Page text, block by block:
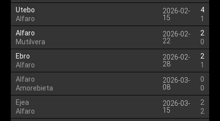
Utebo
Alfaro
2026-02-
15
4
1
Alfaro
Mutilvera
2026-02-
22
2
0
Ebro
Alfaro
2026-02-
28
2
1
Alfaro
Amorebieta
2026-03-
08
0
0
Ejea
Alfaro
2026-03-
15
2
2